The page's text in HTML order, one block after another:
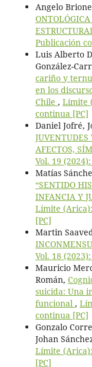
Angelo
Publicación
Luis Alberto
González-
cariño y
en los
Chile , Límite
continua [PC]
Daniel Jofré,
AFECTOS,
Vol. 19
Matías
“SENTIDO
INFANCIA Y
Límite
[PC]
Martin
Vol. 18
Mauricio
Román,
suicida: Una
funcional ,
continua [PC]
Gonzalo
Johan
Límite
[PC]